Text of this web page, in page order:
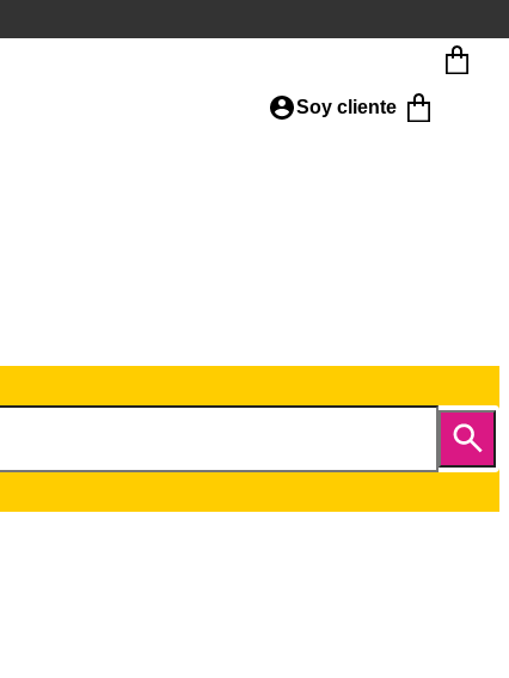
Soy cliente